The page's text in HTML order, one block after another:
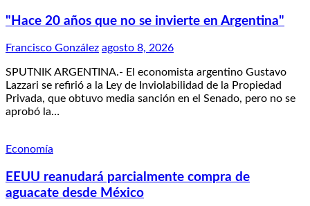
"Hace 20 años que no se invierte en Argentina"
Francisco González agosto 8, 2026
SPUTNIK ARGENTINA.- El economista argentino Gustavo
Lazzari se refirió a la Ley de Inviolabilidad de la Propiedad
Privada, que obtuvo media sanción en el Senado, pero no se
aprobó la…
Economía
EEUU reanudará parcialmente compra de
aguacate desde México